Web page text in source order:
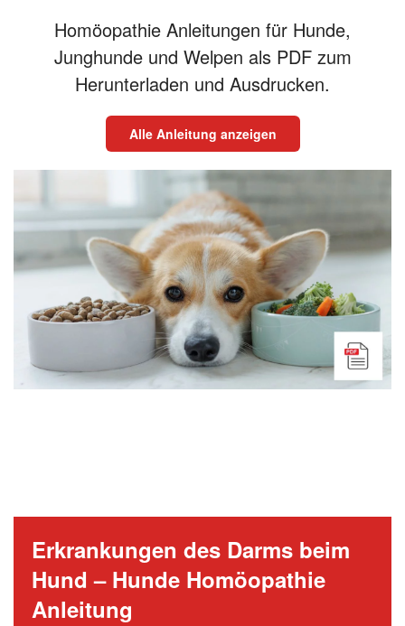
Homöopathie Anleitungen für Hunde,
Junghunde und Welpen als PDF zum
Herunterladen und Ausdrucken.
Alle Anleitung anzeigen
Erkrankungen des Darms beim
Hund – Hunde Homöopathie
Anleitung